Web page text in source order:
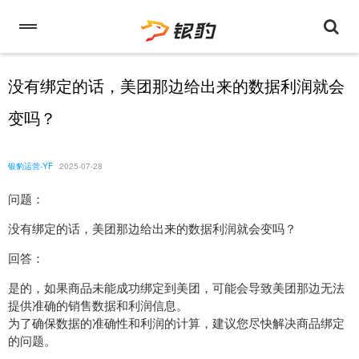
没有绑定的话，美团那边给出来的数据利润就会
变吗？
银豹运营-YF 2025-07-28
问题：
没有绑定的话，美团那边给出来的数据利润就会变吗？
回答：
是的，如果商品未能成功绑定到美团，可能会导致美团那边无法
提供准确的销售数据和利润信息。
为了确保数据的准确性和利润的计算，建议您尽快解决商品绑定
的问题。